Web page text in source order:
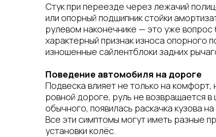
Стук при переезде через лежачий
или опорный подшипник стойки
рулевом наконечнике — это уже
характерный признак износа опорного
изношенные сайлентблоки задних
Поведение автомобиля на дороге
Подвеска влияет не только на
ровной дороге, руль не возвращается
обычного, появилась раскачка кузова
Все эти симптомы могут иметь разные
установки колёс.